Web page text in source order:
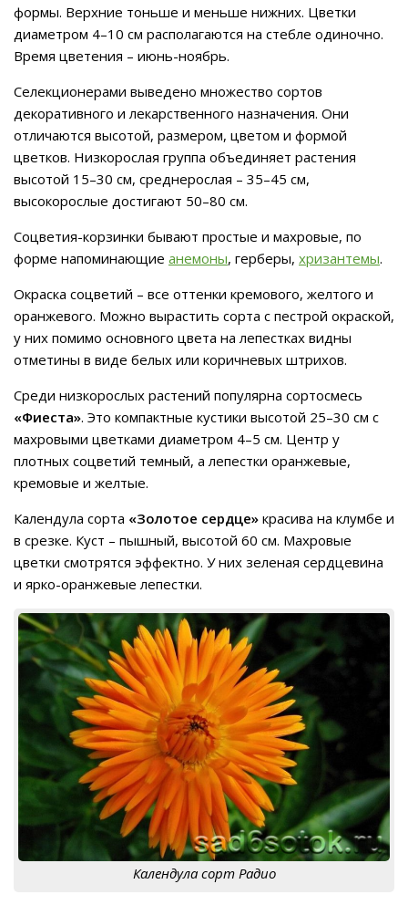
формы. Верхние тоньше и меньше нижних. Цветки
диаметром 4–10 см располагаются на стебле одиночно.
Время цветения – июнь-ноябрь.
Селекционерами выведено множество сортов
декоративного и лекарственного назначения. Они
отличаются высотой, размером, цветом и формой
цветков. Низкорослая группа объединяет растения
высотой 15–30 см, среднерослая – 35–45 см,
высокорослые достигают 50–80 см.
Соцветия-корзинки бывают простые и махровые, по
форме напоминающие анемоны, герберы, хризантемы.
Окраска соцветий – все оттенки кремового, желтого и
оранжевого. Можно вырастить сорта с пестрой окраской,
у них помимо основного цвета на лепестках видны
отметины в виде белых или коричневых штрихов.
Среди низкорослых растений популярна сортосмесь
«Фиеста». Это компактные кустики высотой 25–30 см с
махровыми цветками диаметром 4–5 см. Центр у
плотных соцветий темный, а лепестки оранжевые,
кремовые и желтые.
Календула сорта «Золотое сердце» красива на клумбе и
в срезке. Куст – пышный, высотой 60 см. Махровые
цветки смотрятся эффектно. У них зеленая сердцевина
и ярко-оранжевые лепестки.
Календула сорт Радио